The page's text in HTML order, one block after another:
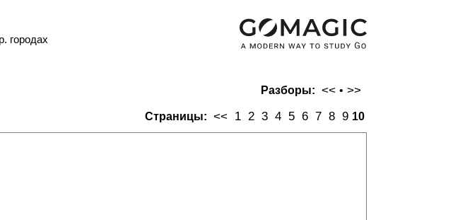
городах
Разборы: << • >>
Страницы: << 1 2 3 4 5 6 7 8 9 10